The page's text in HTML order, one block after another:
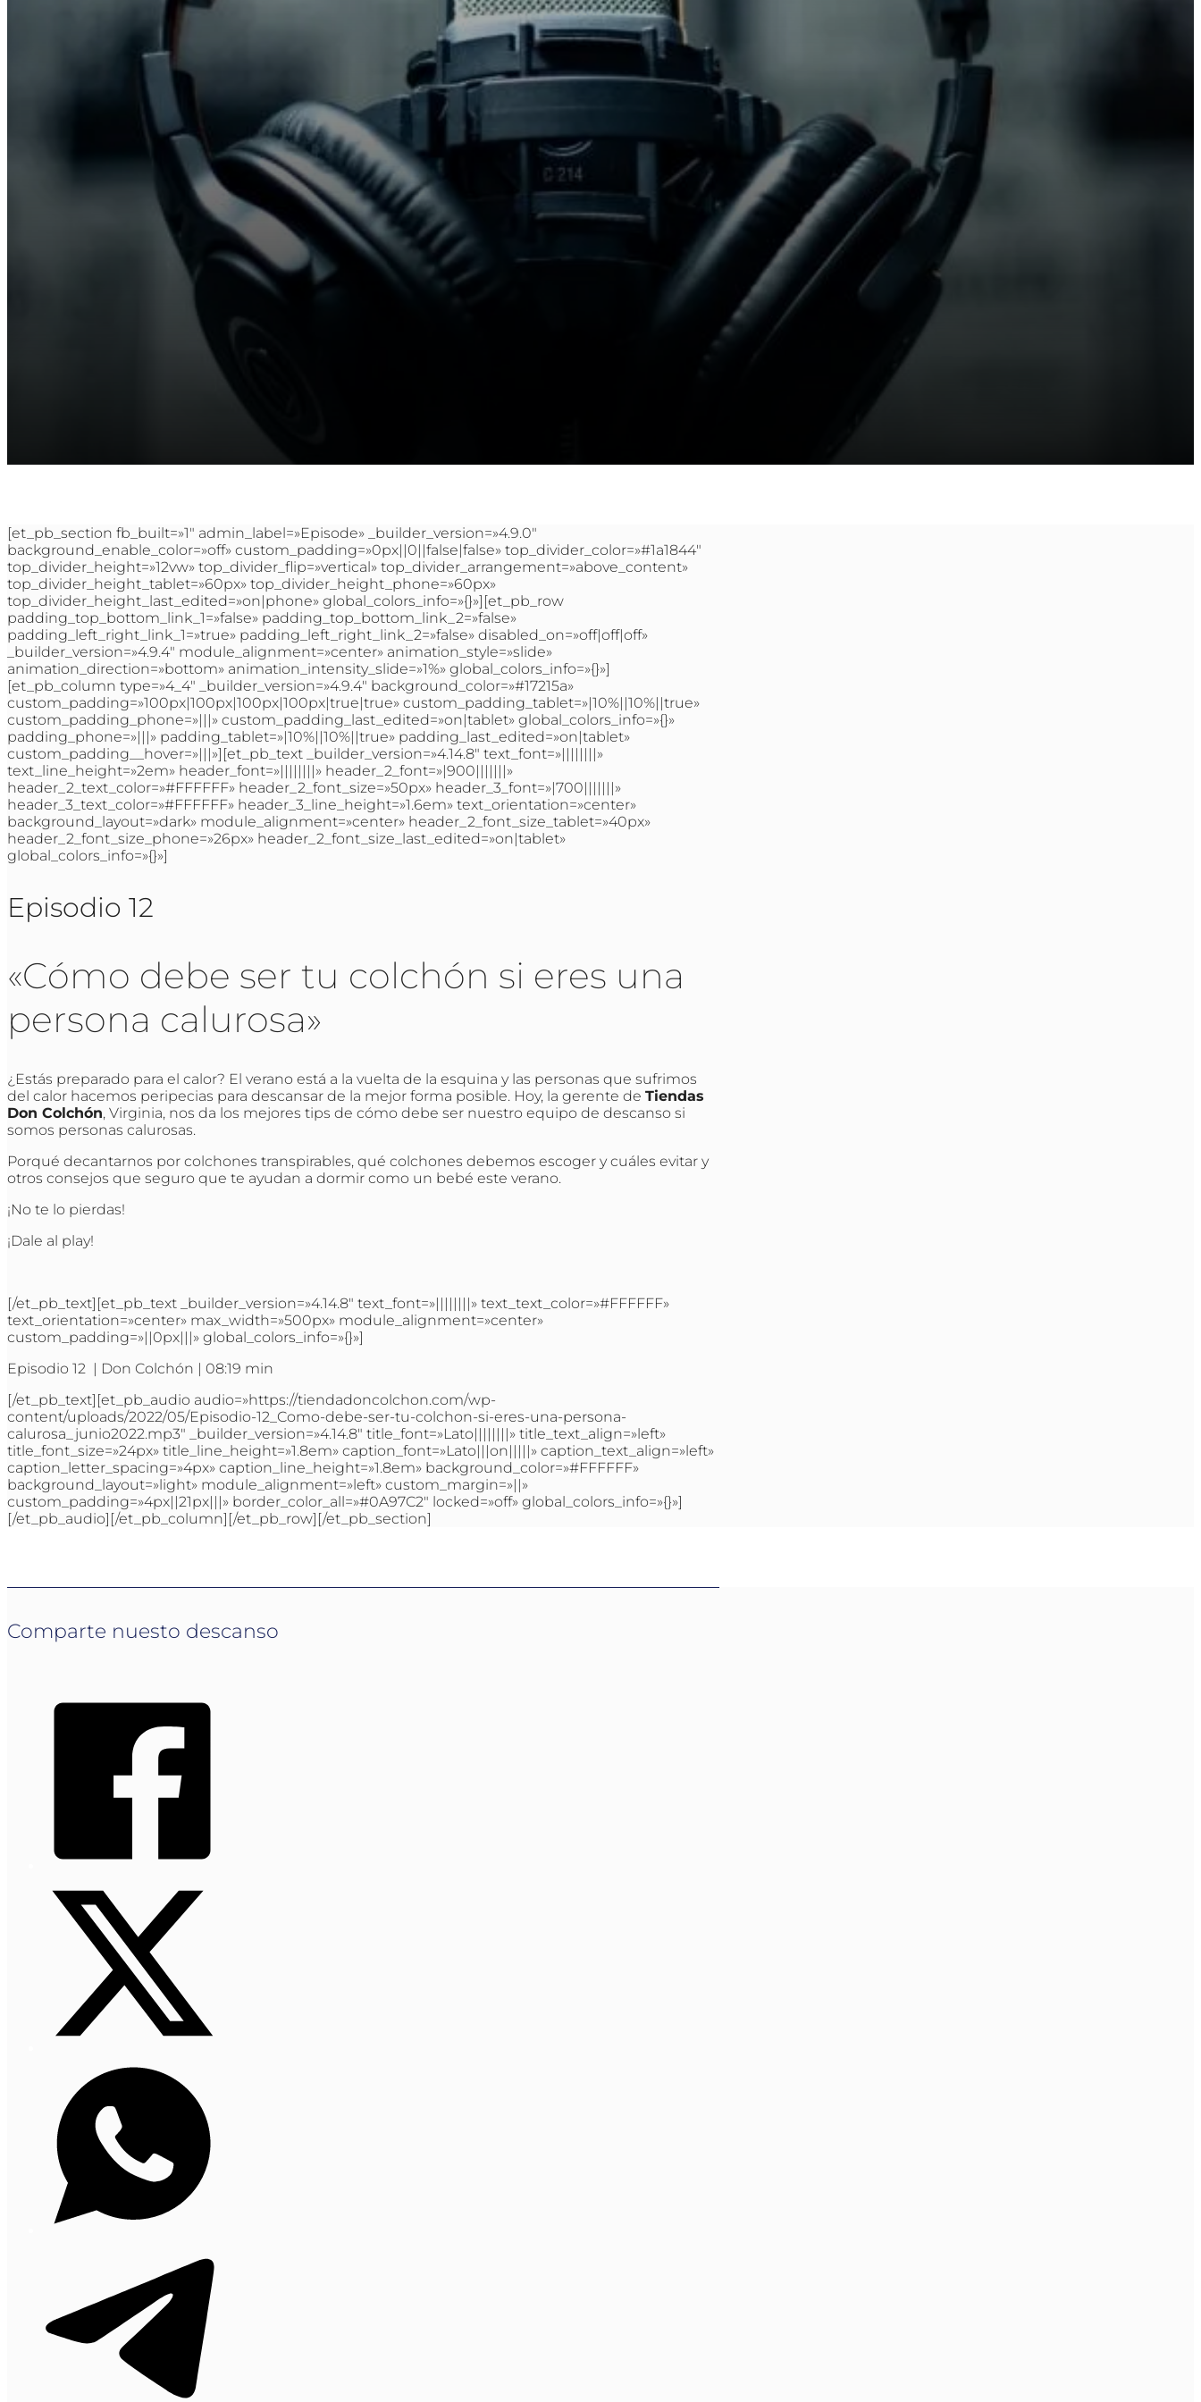
[et_pb_section fb_built=»1″ admin_label=»Episode» _builder_version=»4.9.0″
background_enable_color=»off» custom_padding=»0px||0||false|false» top_divider_color=»#1a1844″
top_divider_height=»12vw» top_divider_flip=»vertical» top_divider_arrangement=»above_content»
top_divider_height_tablet=»60px» top_divider_height_phone=»60px»
top_divider_height_last_edited=»on|phone» global_colors_info=»{}»][et_pb_row
padding_top_bottom_link_1=»false» padding_top_bottom_link_2=»false»
padding_left_right_link_1=»true» padding_left_right_link_2=»false» disabled_on=»off|off|off»
_builder_version=»4.9.4″ module_alignment=»center» animation_style=»slide»
animation_direction=»bottom» animation_intensity_slide=»1%» global_colors_info=»{}»]
[et_pb_column type=»4_4″ _builder_version=»4.9.4″ background_color=»#17215a»
custom_padding=»100px|100px|100px|100px|true|true» custom_padding_tablet=»|10%||10%||true»
custom_padding_phone=»|||» custom_padding_last_edited=»on|tablet» global_colors_info=»{}»
padding_phone=»|||» padding_tablet=»|10%||10%||true» padding_last_edited=»on|tablet»
custom_padding__hover=»|||»][et_pb_text _builder_version=»4.14.8″ text_font=»||||||||»
text_line_height=»2em» header_font=»||||||||» header_2_font=»|900|||||||»
header_2_text_color=»#FFFFFF» header_2_font_size=»50px» header_3_font=»|700|||||||»
header_3_text_color=»#FFFFFF» header_3_line_height=»1.6em» text_orientation=»center»
background_layout=»dark» module_alignment=»center» header_2_font_size_tablet=»40px»
header_2_font_size_phone=»26px» header_2_font_size_last_edited=»on|tablet»
global_colors_info=»{}»]
Episodio 12
«Cómo debe ser tu colchón si eres una
persona calurosa»
¿Estás preparado para el calor? El verano está a la vuelta de la esquina y las personas que sufrimos
del calor hacemos peripecias para descansar de la mejor forma posible. Hoy, la gerente de Tiendas
Don Colchón, Virginia, nos da los mejores tips de cómo debe ser nuestro equipo de descanso si
somos personas calurosas.
Porqué decantarnos por colchones transpirables, qué colchones debemos escoger y cuáles evitar y
otros consejos que seguro que te ayudan a dormir como un bebé este verano.
¡No te lo pierdas!
¡Dale al play!
[/et_pb_text][et_pb_text _builder_version=»4.14.8″ text_font=»||||||||» text_text_color=»#FFFFFF»
text_orientation=»center» max_width=»500px» module_alignment=»center»
custom_padding=»||0px|||» global_colors_info=»{}»]
Episodio 12 | Don Colchón | 08:19 min
[/et_pb_text][et_pb_audio audio=»https://tiendadoncolchon.com/wp-
content/uploads/2022/05/Episodio-12_Como-debe-ser-tu-colchon-si-eres-una-persona-
calurosa_junio2022.mp3″ _builder_version=»4.14.8″ title_font=»Lato||||||||» title_text_align=»left»
title_font_size=»24px» title_line_height=»1.8em» caption_font=»Lato|||on|||||» caption_text_align=»left»
caption_letter_spacing=»4px» caption_line_height=»1.8em» background_color=»#FFFFFF»
background_layout=»light» module_alignment=»left» custom_margin=»||»
custom_padding=»4px||21px|||» border_color_all=»#0A97C2″ locked=»off» global_colors_info=»{}»]
[/et_pb_audio][/et_pb_column][/et_pb_row][/et_pb_section]
Comparte nuesto descanso